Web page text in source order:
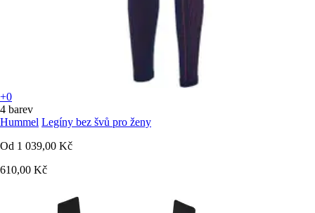
+0
4 barev
Hummel Legíny bez švů pro ženy
Od 1 039,00 Kč
610,00 Kč